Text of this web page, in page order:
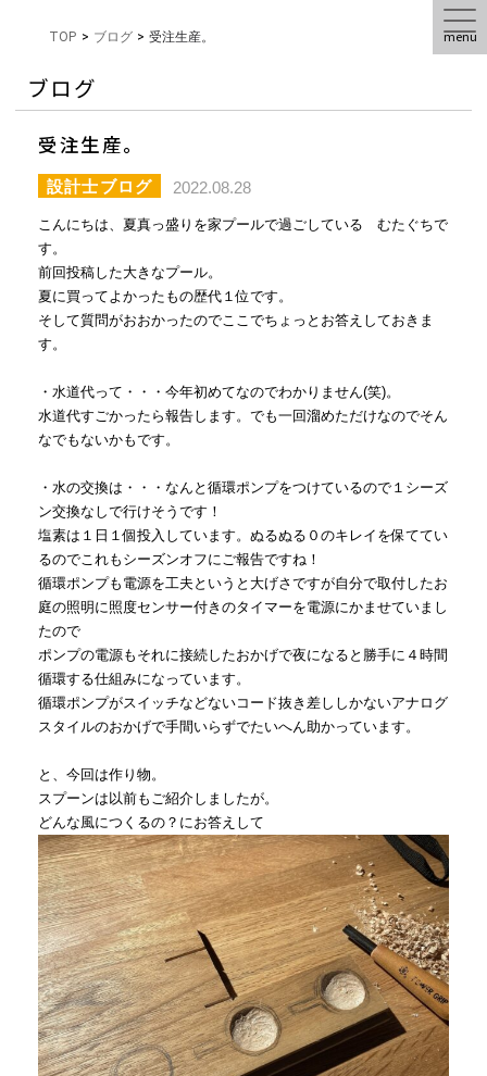
menu
TOP > ブログ > 受注生産。
ブログ
受注生産。
設計士ブログ 2022.08.28
こんにちは、夏真っ盛りを家プールで過ごしている むたぐちで
す。
前回投稿した大きなプール。
夏に買ってよかったもの歴代１位です。
そして質問がおおかったのでここでちょっとお答えしておきま
す。
・水道代って・・・今年初めてなのでわかりません(笑)。
水道代すごかったら報告します。でも一回溜めただけなのでそん
なでもないかもです。
・水の交換は・・・なんと循環ポンプをつけているので１シーズ
ン交換なしで行けそうです！
塩素は１日１個投入しています。ぬるぬる０のキレイを保ててい
るのでこれもシーズンオフにご報告ですね！
循環ポンプも電源を工夫というと大げさですが自分で取付したお
庭の照明に照度センサー付きのタイマーを電源にかませていまし
たので
ポンプの電源もそれに接続したおかげで夜になると勝手に４時間
循環する仕組みになっています。
循環ポンプがスイッチなどないコード抜き差ししかないアナログ
スタイルのおかげで手間いらずでたいへん助かっています。
と、今回は作り物。
スプーンは以前もご紹介しましたが。
どんな風につくるの？にお答えして